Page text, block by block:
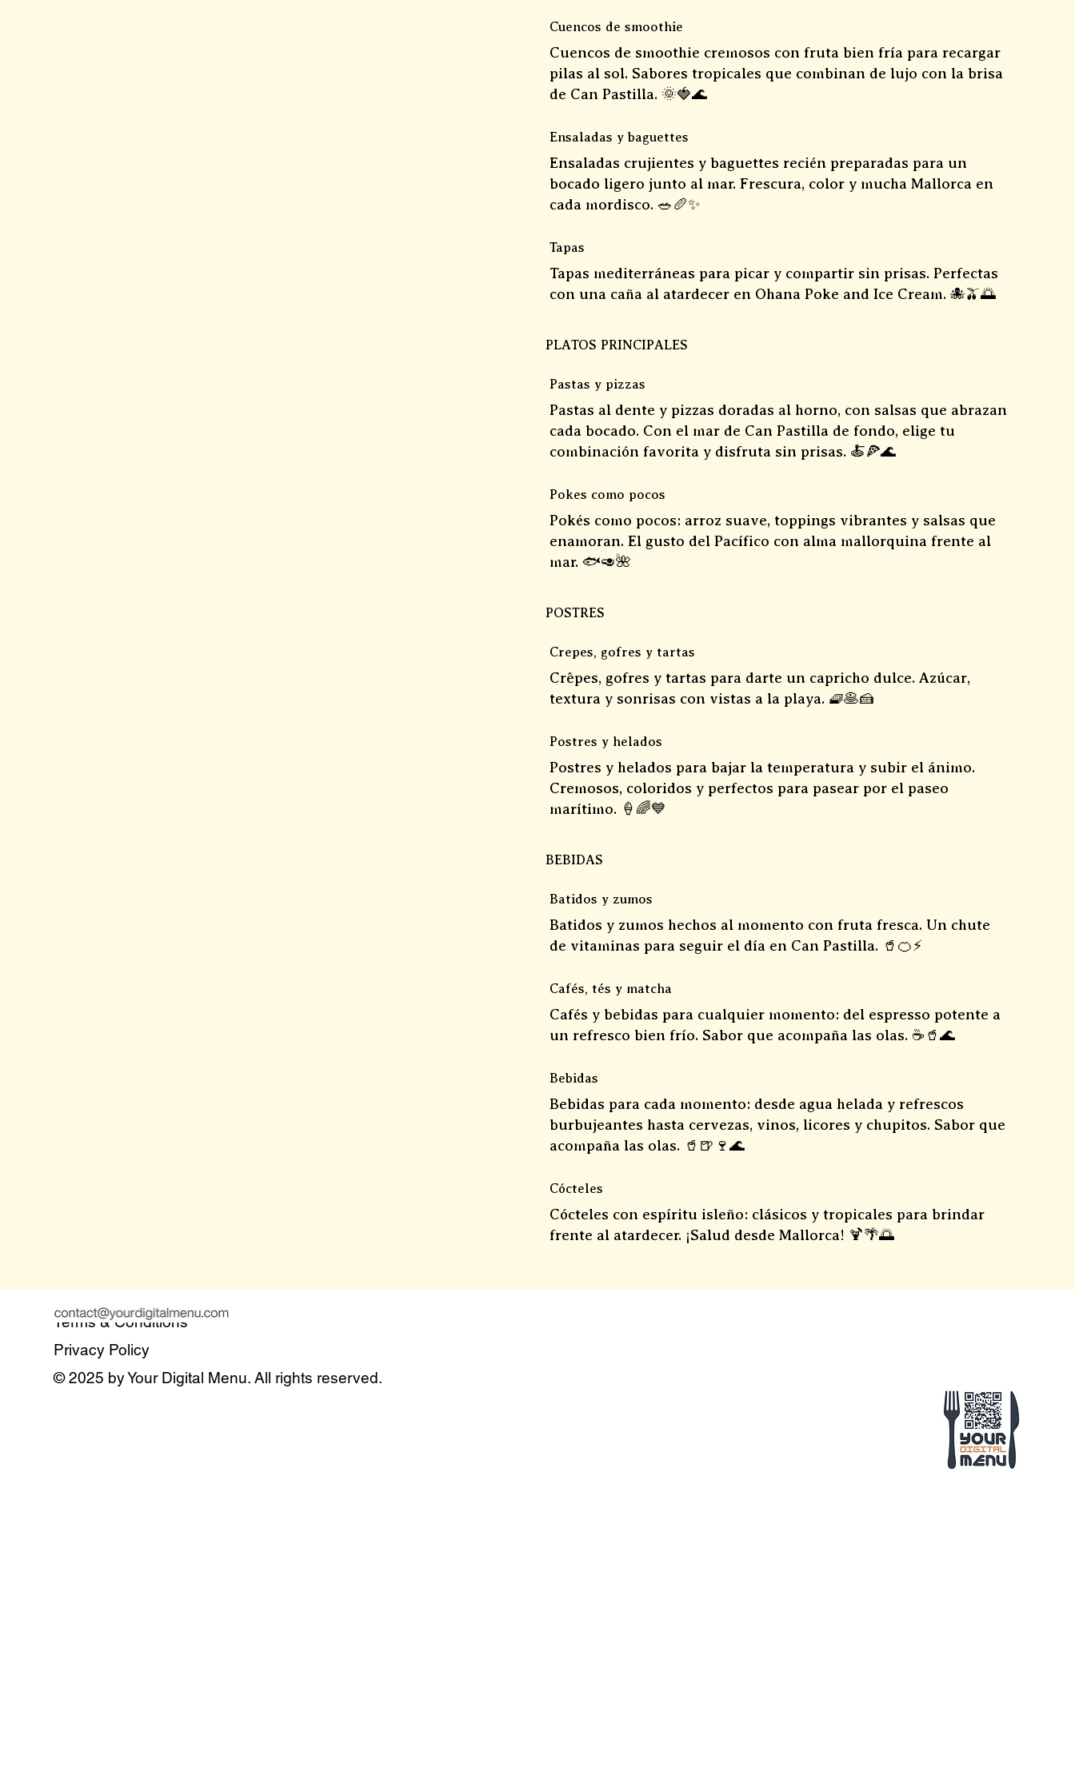
Cuencos de smoothie cremosos con fruta bien fría para recargar
pilas al sol. Sabores tropicales que combinan de lujo con la brisa
de Can Pastilla. 🌞🍓🌊
Cuencos de smoothie
Ensaladas crujientes y baguettes recién preparadas para un
bocado ligero junto al mar. Frescura, color y mucha Mallorca en
cada mordisco. 🥗🥖✨
Ensaladas y baguettes
Tapas mediterráneas para picar y compartir sin prisas. Perfectas
con una caña al atardecer en Ohana Poke and Ice Cream. 🐙🫒🌅
Tapas
PLATOS PRINCIPALES
Pastas al dente y pizzas doradas al horno, con salsas que abrazan
cada bocado. Con el mar de Can Pastilla de fondo, elige tu
combinación favorita y disfruta sin prisas. 🍝🍕🌊
Pastas y pizzas
Pokés como pocos: arroz suave, toppings vibrantes y salsas que
enamoran. El gusto del Pacífico con alma mallorquina frente al
mar. 🐟🥑🌺
Pokes como pocos
POSTRES
Crêpes, gofres y tartas para darte un capricho dulce. Azúcar,
textura y sonrisas con vistas a la playa. 🧇🥞🍰
Crepes, gofres y tartas
Postres y helados para bajar la temperatura y subir el ánimo.
Cremosos, coloridos y perfectos para pasear por el paseo
marítimo. 🍦🌈💙
Postres y helados
BEBIDAS
Batidos y zumos hechos al momento con fruta fresca. Un chute
de vitaminas para seguir el día en Can Pastilla. 🥤🍊⚡
Batidos y zumos
Cafés y bebidas para cualquier momento: del espresso potente a
un refresco bien frío. Sabor que acompaña las olas. ☕🥤🌊
Cafés, tés y matcha
Bebidas para cada momento: desde agua helada y refrescos
burbujeantes hasta cervezas, vinos, licores y chupitos. Sabor que
acompaña las olas. 🥤🍺🍷🌊
Bebidas
Cócteles con espíritu isleño: clásicos y tropicales para brindar
frente al atardecer. ¡Salud desde Mallorca! 🍹🌴🌅
Cócteles
© 2025 by Your Digital Menu. All rights reserved.
Privacy Policy
Terms & Conditions